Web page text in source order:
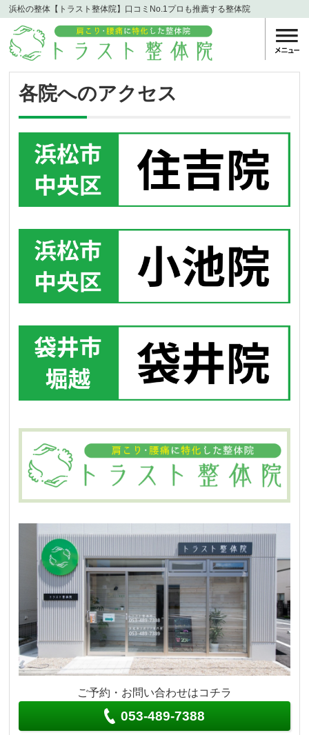
浜松の整体【トラスト整体院】口コミNo.1プロも推薦する整体院
各院へのアクセス
ご予約・お問い合わせはコチラ
053-489-7388